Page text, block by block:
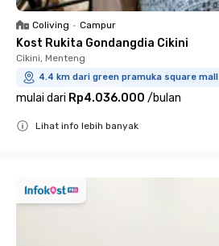
Coliving • Campur
Kost Rukita Gondangdia Cikini
Cikini, Menteng
4.4 km dari green pramuka square mall
mulai dari Rp4.036.000 /bulan
Lihat info lebih banyak